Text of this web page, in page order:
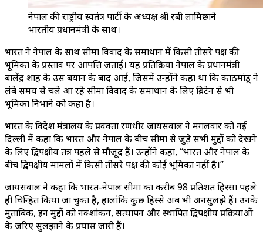
नेपाल की राष्ट्रीय स्वतंत्र पार्टी के अध्यक्ष श्री रबी लामिछाने
भारतीय प्रधानमंत्री के साथ।
भारत ने नेपाल के साथ सीमा विवाद के समाधान में किसी तीसरे पक्ष की
भूमिका के प्रस्ताव पर आपत्ति जताई। यह प्रतिक्रिया नेपाल के प्रधानमंत्री
बालेंद्र शाह के उस बयान के बाद आई, जिसमें उन्होंने कहा था कि काठमांडू ने
लंबे समय से चले आ रहे सीमा विवाद के समाधान के लिए ब्रिटेन से भी
भूमिका निभाने को कहा है।
भारत के विदेश मंत्रालय के प्रवक्ता रणधीर जायसवाल ने मंगलवार को नई
दिल्ली में कहा कि भारत और नेपाल के बीच सीमा से जुड़े सभी मुद्दों को देखने
के लिए द्विपक्षीय तंत्र पहले से मौजूद हैं। उन्होंने कहा, “भारत और नेपाल के
बीच द्विपक्षीय मामलों में किसी तीसरे पक्ष की कोई भूमिका नहीं है।”
जायसवाल ने कहा कि भारत-नेपाल सीमा का करीब 98 प्रतिशत हिस्सा पहले
ही चिन्हित किया जा चुका है, हालांकि कुछ हिस्से अब भी अनसुलझे हैं। उनके
मुताबिक, इन मुद्दों को नक्शांकन, सत्यापन और स्थापित द्विपक्षीय प्रक्रियाओं
के जरिए सुलझाने के प्रयास जारी हैं।